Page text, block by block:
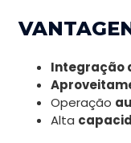
Integração
Operação
Alta